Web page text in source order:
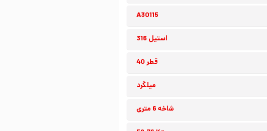
A30115
استیل 316
قطر 40
میلگرد
شاخه 6 متری